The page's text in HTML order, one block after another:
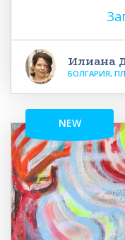
Илиана
БОЛГАРИЯ,
NEW